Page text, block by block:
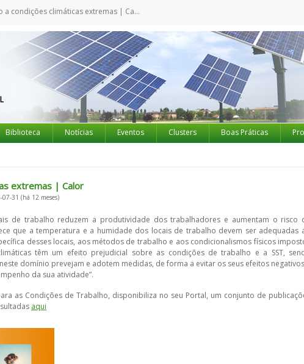
a condições climáticas extremas | C​alor
Biblioteca Notícias Eventos Clusters Boas Práticas
extremas | C​alor
31 (há 12 meses)
de trabalho reduzem a produtividade dos trabalhadores e aumentam o risco
que a temperatura e a humidade dos locais de trabalho devem ser adequadas
desses locais, aos métodos de trabalho e aos condicionalismos físicos
têm um efeito prejudicial sobre as condições de trabalho e a SST,
domínio prevejam e adotem medidas, de forma a evitar os seus efeitos
da sua atividade”.
as Condições de Trabalho, disponibiliza no seu Portal, um conjunto de
aqui